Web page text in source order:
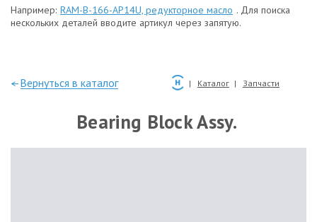
Например: RAM-B-166-AP14U, редукторное масло . Для поиска
нескольких деталей вводите артикул через запятую.
—Вернуться в каталог Каталог Запчасти
Bearing Block Assy.